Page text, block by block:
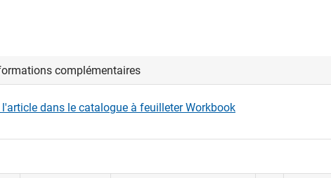
complémentaires
l'article dans le catalogue à feuilleter Workbook